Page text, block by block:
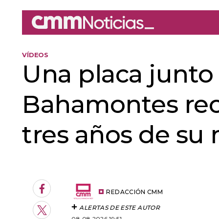
VÍDEOS
Una placa
Bahamontes
tres años de su
Facebook
Twitter
REDACCIÓN CMM
ALERTAS DE ESTE AUTOR